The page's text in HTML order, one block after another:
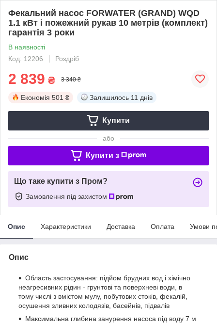
Фекальний насос FORWATER (GRAND) WQD
1.1 кВт і пожежний рукав 10 метрів (комплект)
гарантія 3 роки
В наявності
Код: 12206
Роздріб
2 839 ₴ 3 340 ₴
Економія 501 ₴ Залишилось 11 днів
Купити
або
Купити з
Що таке купити з Пром?
Замовлення під захистом
Опис Характеристики Доставка Оплата Умови
Опис
Область застосування: підйом брудних вод і хімічно
неагресивних рідин - грунтові та поверхневі води, в
тому числі з вмістом мулу, побутових стоків, фекалій,
осушення зливних колодязів, басейнів, підвалів
Максимальна глибина занурення насоса під воду 7 м